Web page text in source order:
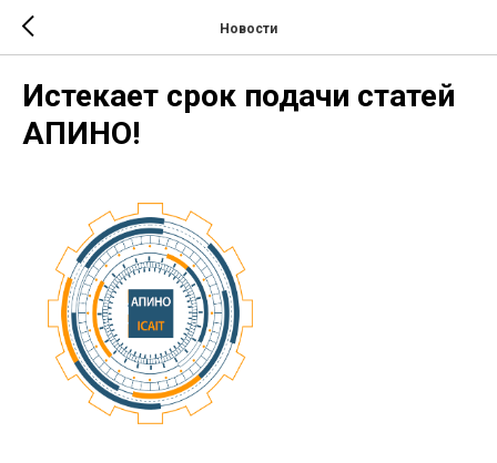
Новости
Истекает срок подачи статей
АПИНО!